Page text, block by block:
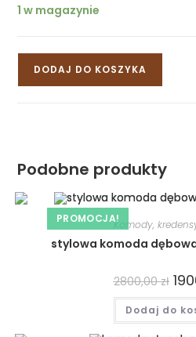
1 w magazynie
DODAJ DO KOSZYKA
Podobne produkty
PROMOCJA!Komody,
stylowa komoda dębowa
2800,00zł
Dodaj do